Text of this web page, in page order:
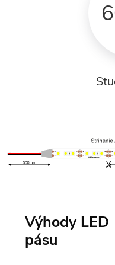
Výhody LED
pásu